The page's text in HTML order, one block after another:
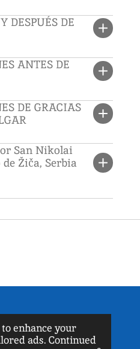
enhance your
ads. Continued
DESPUÉS DE
ANTES DE
DE GRACIAS
San Nikolai
Žiča, Serbia